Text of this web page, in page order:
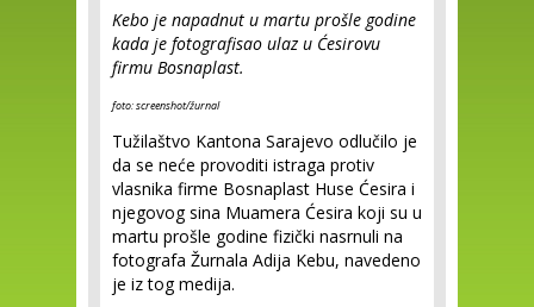
Kebo je napadnut u martu prošle godine
kada je fotografisao ulaz u Ćesirovu
firmu Bosnaplast.
foto: screenshot/žurnal
Tužilaštvo Kantona Sarajevo odlučilo je
da se neće provoditi istraga protiv
vlasnika firme Bosnaplast Huse Ćesira i
njegovog sina Muamera Ćesira koji su u
martu prošle godine fizički nasrnuli na
fotografa Žurnala Adija Kebu, navedeno
je iz tog medija.